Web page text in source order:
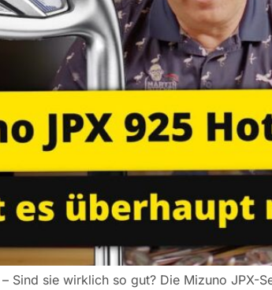
Sind sie wirklich so gut? Die Mizuno